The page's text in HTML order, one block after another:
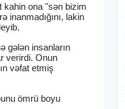
kahin ona "sən bizim
inanmadığını, lakin
gələn insanların
verirdi. Onun
vəfat etmiş
ömrü boyu